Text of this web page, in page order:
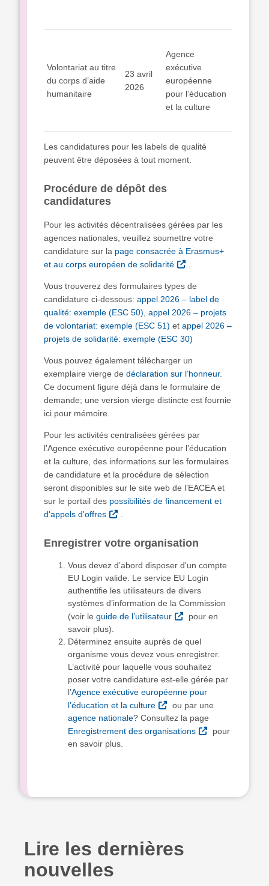
Volontariat au titre
du corps d’aide
humanitaire
23 avril
2026
Agence
exécutive
européenne
pour l’éducation
et la culture
Les candidatures pour les labels de qualité
peuvent être déposées à tout moment.
Procédure de dépôt des
candidatures
Pour les activités décentralisées gérées par les
agences nationales, veuillez soumettre votre
candidature sur la page consacrée à Erasmus+
et au corps européen de solidarité
Vous trouverez des formulaires types de
candidature ci-dessous: appel 2026 – label de
qualité: exemple (ESC 50) appel 2026 – projets
de volontariat: exemple (ESC 51) et appel 2026 –
projets de solidarité: exemple (ESC 30)
Vous pouvez également télécharger un
exemplaire vierge de déclaration sur l’honneur.
Ce document figure déjà dans le formulaire de
demande; une version vierge distincte est fournie
ici pour mémoire.
Pour les activités centralisées gérées par
l’Agence exécutive européenne pour l’éducation
et la culture, des informations sur les formulaires
de candidature et la procédure de sélection
seront disponibles sur le site web de l’EACEA et
sur le portail des possibilités de financement et
d'appels d'offres
Enregistrer votre organisation
Vous devez d’abord disposer d'un compte
EU Login valide. Le service EU Login
authentifie les utilisateurs de divers
systèmes d’information de la Commission
(voir le guide de l’utilisateur
pour en
savoir plus).
Déterminez ensuite auprès de quel
organisme vous devez vous enregistrer.
L’activité pour laquelle vous souhaitez
poser votre candidature est-elle gérée par
l’Agence exécutive européenne pour
l’éducation et la culture
ou par une
agence nationale? Consultez la page
Enregistrement des organisations
pour
en savoir plus.
Lire les dernières
nouvelles